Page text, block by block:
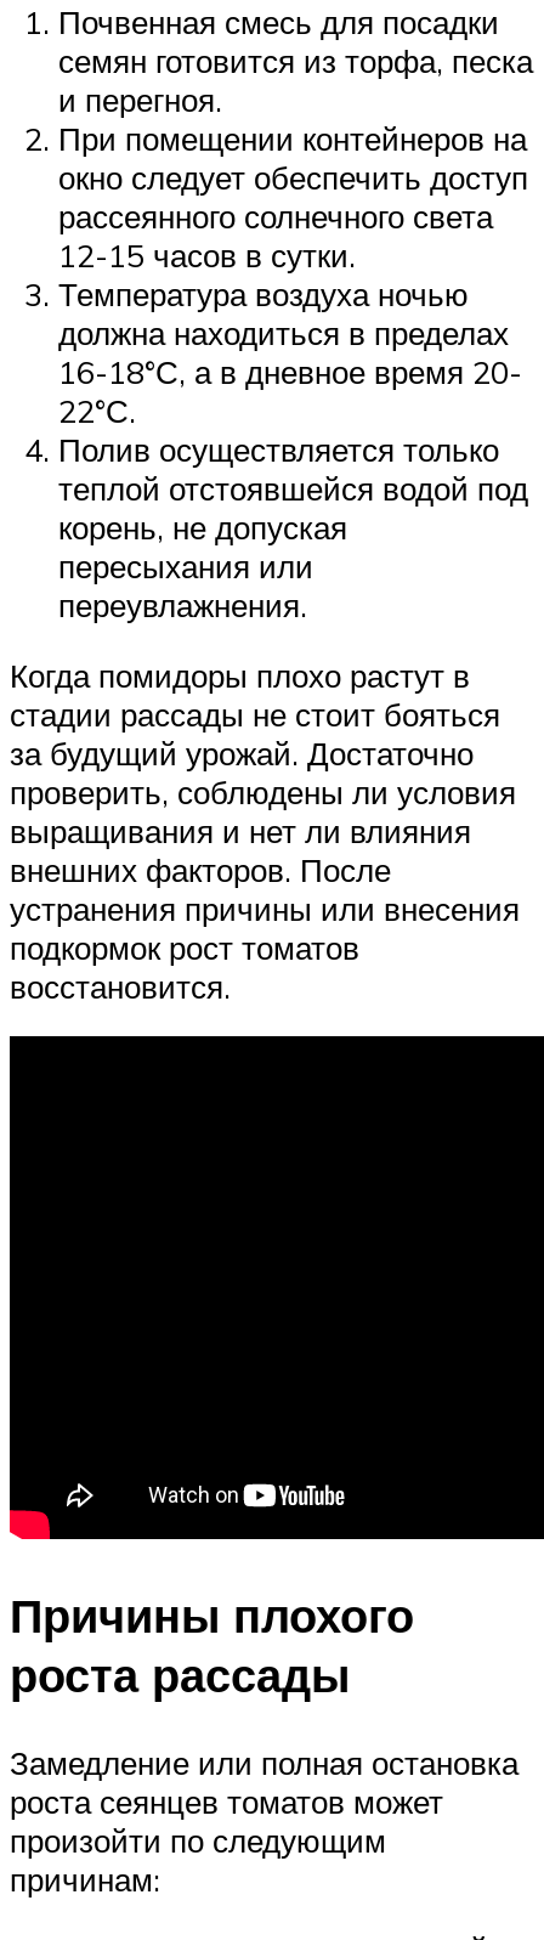
Почвенная смесь для посадки
семян готовится из торфа, песка
и перегноя.
При помещении контейнеров на
окно следует обеспечить доступ
рассеянного солнечного света
12-15 часов в сутки.
Температура воздуха ночью
должна находиться в пределах
16-18°С, а в дневное время 20-
22°С.
Полив осуществляется только
теплой отстоявшейся водой под
корень, не допуская
пересыхания или
переувлажнения.
Когда помидоры плохо растут в
стадии рассады не стоит бояться
за будущий урожай. Достаточно
проверить, соблюдены ли условия
выращивания и нет ли влияния
внешних факторов. После
устранения причины или внесения
подкормок рост томатов
восстановится.
Причины плохого
роста рассады
Замедление или полная остановка
роста сеянцев томатов может
произойти по следующим
причинам: